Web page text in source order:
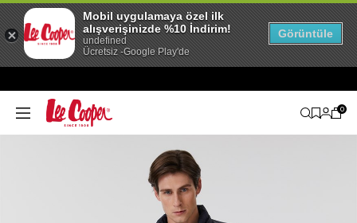
0
Mobil uygulamaya özel ilk
alışverişinizde %10 İndirim!
undefined
Ücretsiz -Google Play'de
Görüntüle